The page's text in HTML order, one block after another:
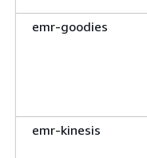
emr-goodies
emr-kinesis